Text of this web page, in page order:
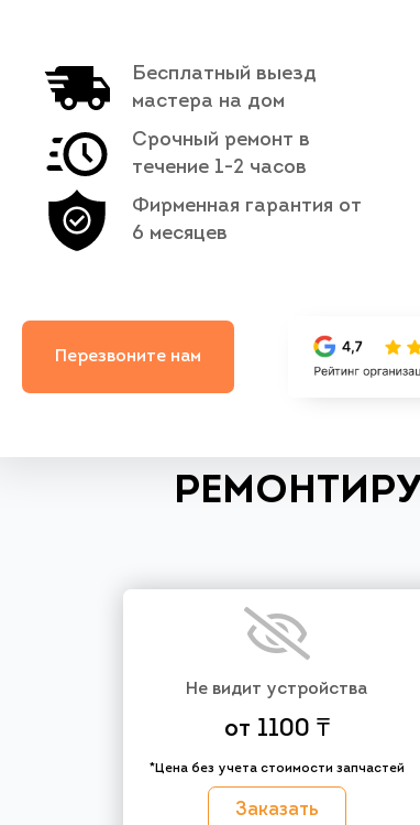
Бесплатный выезд
мастера на дом
Срочный ремонт в
течение 1-2 часов
Фирменная гарантия от
6 месяцев
Перезвоните нам
Не видит устройства
от 1100 ₸
*Цена без учета стоимости запчастей
Заказать